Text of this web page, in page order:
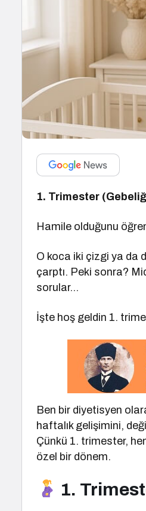
1. Trimester
Hamile olduğunu
O koca iki çizgi ya da
çarptı. Peki sonra?
sorular…
İşte hoş geldin 1.
Ben bir diyetisyen
haftalık gelişimini,
Çünkü 1. trimester,
özel bir dönem.
1.